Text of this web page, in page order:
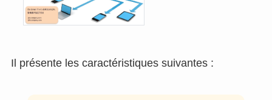
Il présente les caractéristiques suivantes :